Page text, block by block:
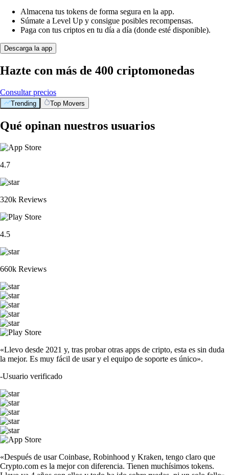
Almacena tus tokens de forma segura en la app.
Súmate a Level Up y consigue posibles recompensas.
Paga con tus criptos en tu día a día (donde esté disponible).
Descarga la app
Hazte con más de 400 criptomonedas
Consultar precios
Trending Top Movers
Qué opinan nuestros usuarios
4.7
320k Reviews
4.5
660k Reviews
«Llevo desde 2021 y, tras probar otras apps de cripto, esta es sin duda
la mejor. Es muy fácil de usar y el equipo de soporte es único».
-Usuario verificado
«Después de usar Coinbase, Robinhood y Kraken, tengo claro que
Crypto.com es la mejor con diferencia. Tienen muchísimos tokens.